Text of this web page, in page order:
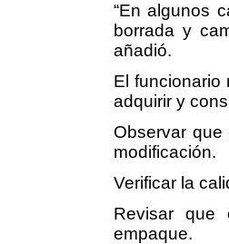
“En algunos
borrada y
añadió.
El funcionario
adquirir y
Observar
modificación.
Verificar la
Revisar que
empaque.